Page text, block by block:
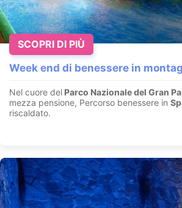
Week end di benessere in
Nel cuore del Parco Nazionale del Gran
mezza pensione, Percorso benessere in
riscaldato.
SCOPRI DI PIÙ